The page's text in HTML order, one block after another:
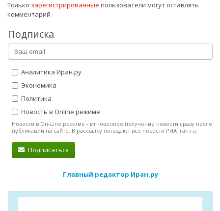
Только зарегистрированные пользователи могут оставлять
комментарий
Подписка
Аналитика Иран.ру
Экономика
Политика
Новость в Online режиме
Новости в On-Line режиме - мгновенное получение новости сразу после
публикации на сайте. В рассылку попадают все новости РИА Iran.ru.
Подписаться
Главный редактор Иран.ру